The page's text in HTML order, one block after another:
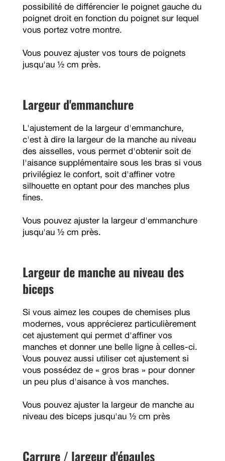
possibilité de différencier le poignet gauche du
poignet droit en fonction du poignet sur lequel
vous portez votre montre.
Vous pouvez ajuster vos tours de poignets
jusqu'au ½ cm près.
Largeur d'emmanchure
L'ajustement de la largeur d'emmanchure,
c'est à dire la largeur de la manche au niveau
des aisselles, vous permet d'obtenir soit de
l'aisance supplémentaire sous les bras si vous
privilégiez le confort, soit d'affiner votre
silhouette en optant pour des manches plus
fines.
Vous pouvez ajuster la largeur d'emmanchure
jusqu'au ½ cm près.
Largeur de manche au niveau des
biceps
Si vous aimez les coupes de chemises plus
modernes, vous apprécierez particulièrement
cet ajustement qui permet d'affiner vos
manches et donner une belle ligne à celles-ci.
Vous pouvez aussi utiliser cet ajustement si
vous possédez de « gros bras » pour donner
un peu plus d'aisance à vos manches.
Vous pouvez ajuster la largeur de manche au
niveau des biceps jusqu'au ½ cm près
Carrure / largeur d'épaules